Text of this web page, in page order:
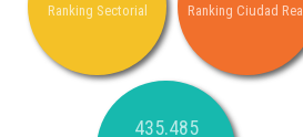
Ranking Sectorial Ranking Ciudad Real
435.485